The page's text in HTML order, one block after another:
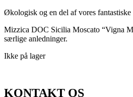
Økologisk og en del af vores fantastiske
Mizzica DOC Sicilia Moscato “Vigna
særlige anledninger.
Ikke på lager
KONTAKT OS